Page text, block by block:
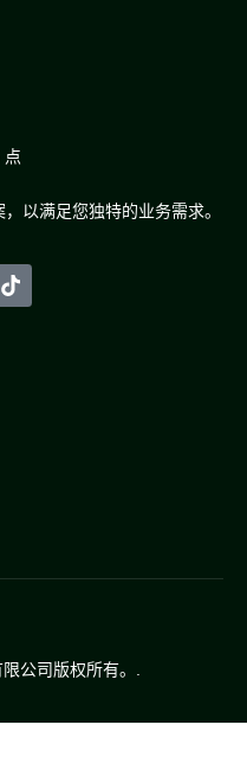
点
以满足您独特的业务需求。
公司版权所有。.